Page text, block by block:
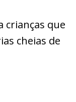
crianças que
cheias de